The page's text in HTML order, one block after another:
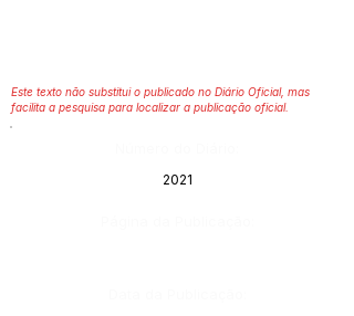
Este texto não substitui o publicado no Diário Oficial, mas
facilita a pesquisa para localizar a publicação oficial.
2021